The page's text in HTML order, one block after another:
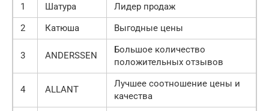
1 Шатура
Лидер продаж
2
Катюша Выгодные цены
3 ANDERSSEN
Большое количество
положительных отзывов
4 ALLANT
Лучшее соотношение цены и
качества